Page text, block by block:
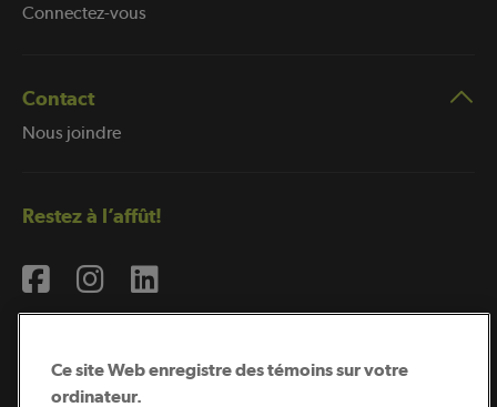
Connectez-vous
Contact
Nous joindre
Restez à l’affût!
Ce site Web enregistre des témoins sur votre
ordinateur.